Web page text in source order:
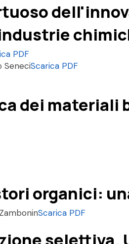
PDF
SeneciScarica PDF
dei
organici:
Scarica PDF